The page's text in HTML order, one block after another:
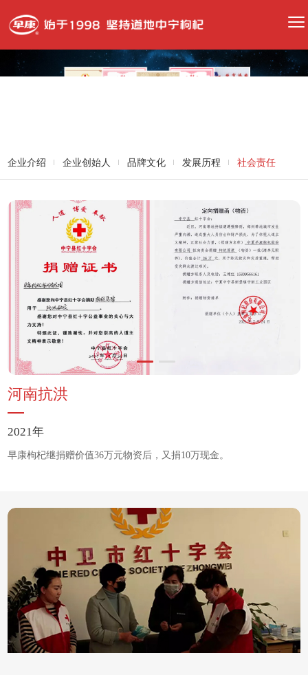
企业介绍 企业创始人 品牌文化 发展历程 社会责任
河南抗洪
2021年
早康枸杞继捐赠价值36万元物资后，又捐10万现金。